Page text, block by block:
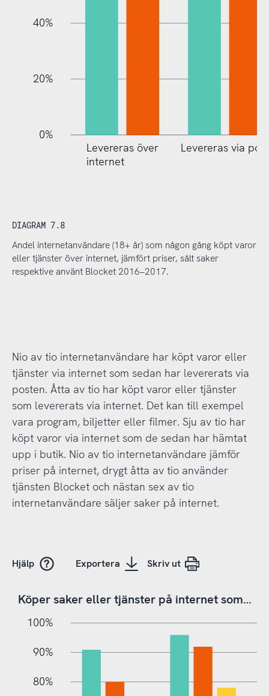
40%
20%
0%
Levereras över
internet
Levereras via post
DIAGRAM 7.8
Andel internetanvändare (18+ år) som någon gång köpt varor
eller tjänster över internet, jämfört priser, sålt saker
respektive använt Blocket 2016–2017.
Nio av tio internetanvändare har köpt varor eller
tjänster via internet som sedan har levererats via
posten. Åtta av tio har köpt varor eller tjänster
som levererats via internet. Det kan till exempel
vara program, biljetter eller filmer. Sju av tio har
köpt varor via internet som de sedan har hämtat
upp i butik. Nio av tio internetanvändare jämför
priser på internet, drygt åtta av tio använder
tjänsten Blocket och nästan sex av tio
internetanvändare säljer saker på internet.
Hjälp Exportera Skriv ut
Köper saker eller tjänster på internet som…
100%
90%
80%